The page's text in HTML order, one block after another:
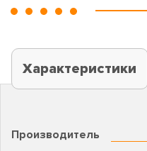
Характеристики
Производитель